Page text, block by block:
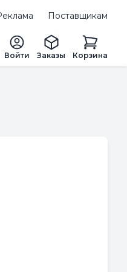
Поставщикам
Войти Заказы Корзина